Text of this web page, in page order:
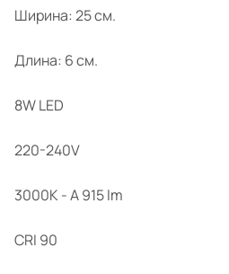
Ширина: 25 см.
Длина: 6 см.
8W LED
220-240V
3000K - A 915 lm
CRI 90